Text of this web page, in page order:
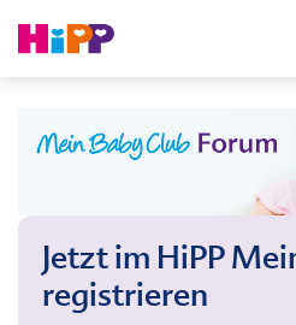
Jetzt im HiPP
registrieren